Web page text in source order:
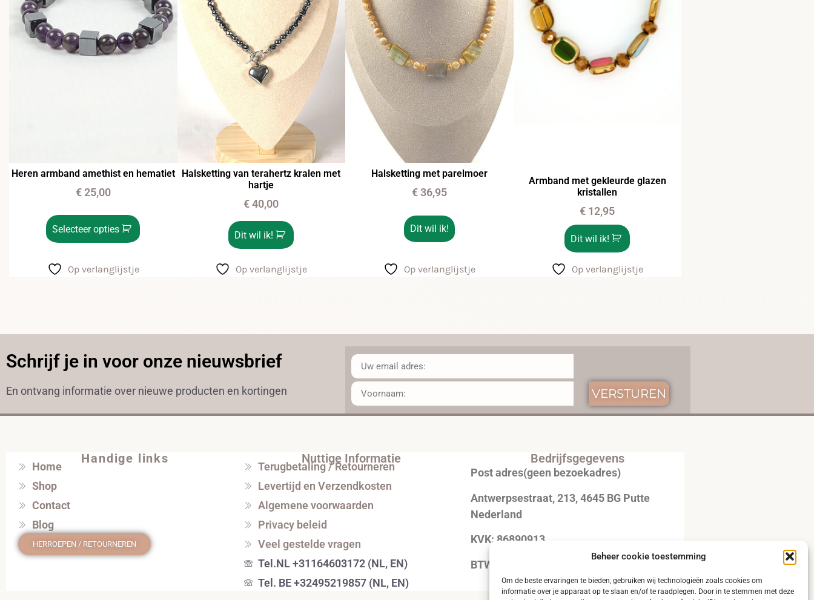
Beheer cookie toestemming
Om de beste ervaringen te bieden, gebruiken wij technologieën zoals cookies om
informatie over je apparaat op te slaan en/of te raadplegen. Door in te stemmen met deze
Heren armband amethist en hematiet
€25,00
Selecteer opties
Op verlanglijstje
Halsketting van terahertz kralen met
hartje
€40,00
Dit wil ik!
Op verlanglijstje
Halsketting met parelmoer
€36,95
Dit wil ik!
Op verlanglijstje
Armband met gekleurde glazen
kristallen
€ 12,95
Dit wil ik!
Op verlanglijstje
Schrijf je in voor onze nieuwsbrief
En ontvang informatie over nieuwe producten en kortingen VERSTUREN
Handige links
Home
Shop
Contact
Blog
HERROEPEN / RETOURNEREN
Nuttige Informatie
Terugbetaling / Retourneren
Levertijd en Verzendkosten
Algemene voorwaarden
Privacy beleid
Veel gestelde vragen
Tel.NL +31164603172 (NL, EN)
Tel. BE +32495219857 (NL, EN)
Bedrijfsgegevens
Post adres(geen bezoekadres)
Antwerpsestraat, 213, 4645 BG Putte
Nederland
KVK: 86890913
BTW: NL004320792B51